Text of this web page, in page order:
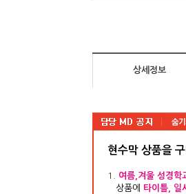
상세정보
현수막 상품을
1. 여름,겨울 성경학
상품에 타이틀, 일